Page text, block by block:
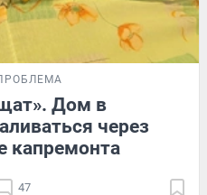
Дом в
через
капремонта
47